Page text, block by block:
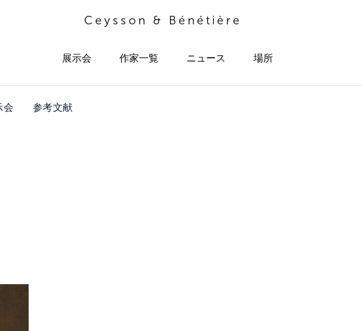
Ceysson & Bénétière
展示会 作家一覧 ニュース 場所
会 参考文献